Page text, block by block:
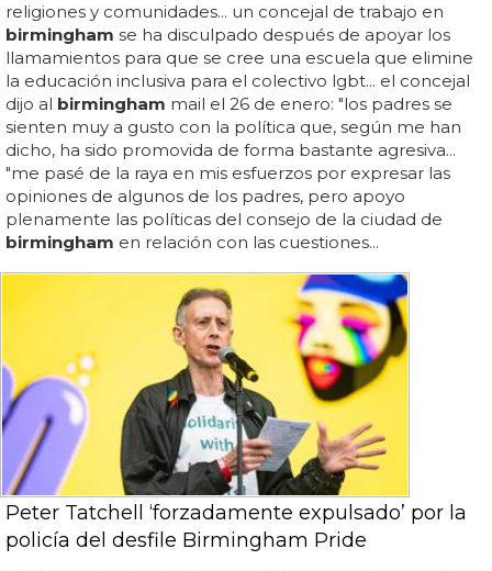
religiones y comunidades... un concejal de trabajo en
birmingham se ha disculpado después de apoyar los
llamamientos para que se cree una escuela que elimine
la educación inclusiva para el colectivo lgbt... el concejal
dijo al birmingham mail el 26 de enero: "los padres se
sienten muy a gusto con la política que, según me han
dicho, ha sido promovida de forma bastante agresiva...
"me pasé de la raya en mis esfuerzos por expresar las
opiniones de algunos de los padres, pero apoyo
plenamente las políticas del consejo de la ciudad de
birmingham en relación con las cuestiones...
Peter Tatchell ‘forzadamente expulsado’ por la
policía del desfile Birmingham Pride